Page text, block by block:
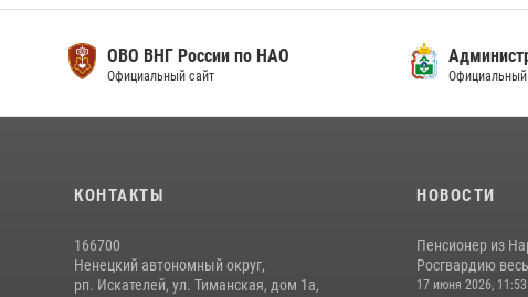
ОВО ВНГ России по НАО
Официальный сайт Официальный
КОНТАКТЫ
166700
Ненецкий автономный округ,
рп. Искателей, ул. Тиманская, дом 1а,
НОВОСТИ
Пенсионер из
Росгвардию
17 июня 2026, 11:53